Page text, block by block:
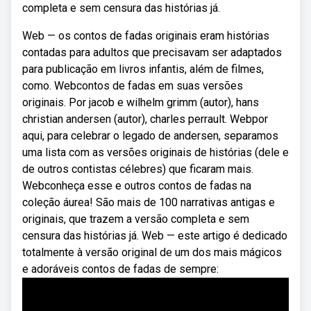
completa e sem censura das histórias já.
Web — os contos de fadas originais eram histórias
contadas para adultos que precisavam ser adaptados
para publicação em livros infantis, além de filmes,
como. Webcontos de fadas em suas versões
originais. Por jacob e wilhelm grimm (autor), hans
christian andersen (autor), charles perrault. Webpor
aqui, para celebrar o legado de andersen, separamos
uma lista com as versões originais de histórias (dele e
de outros contistas célebres) que ficaram mais.
Webconheça esse e outros contos de fadas na
coleção áurea! São mais de 100 narrativas antigas e
originais, que trazem a versão completa e sem
censura das histórias já. Web — este artigo é dedicado
totalmente à versão original de um dos mais mágicos
e adoráveis contos de fadas de sempre: